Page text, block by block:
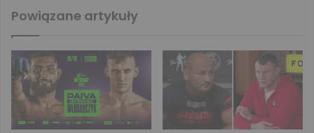
Powiązane artykuły